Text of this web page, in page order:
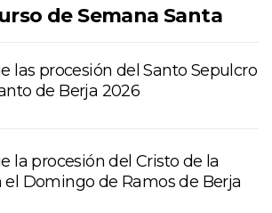
de Semana Santa
las procesión del Santo Sepulcro
de Berja 2026
la procesión del Cristo de la
el Domingo de Ramos de Berja